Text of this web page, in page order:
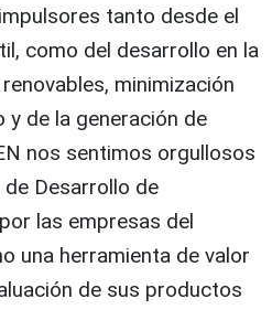
tanto desde el
como del desarrollo en la
minimización
y de la generación de
nos sentimos orgullosos
Desarrollo de
las empresas del
una herramienta de valor
de sus productos